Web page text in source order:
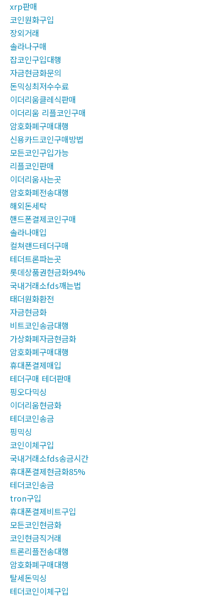
xrp판매
코인원화구입
장외거래
솔라나구매
잡코인구입대행
자금현금화문의
돈믹싱최저수수료
이더리움클레식판매
이더리움 리플코인구매
암호화폐구매대행
신용카드코인구매방법
모든코인구입가능
리플코인판매
이더리움사는곳
암호화폐전송대행
해외돈세탁
핸드폰결제코인구매
솔라나매입
컬쳐랜드테더구매
테더트론파는곳
롯데상품권현금화94%
국내거래소fds깨는법
태더원화환전
자금현금화
비트코인송금대행
가상화폐자금현금화
암호화폐구매대행
휴대폰결제매입
테더구매 테더판매
핑오다믹싱
이더리움현금화
테더코인송금
핑믹싱
코인이체구입
국내거래소fds송금시간
휴대폰결제현금화85%
테더코인송금
tron구입
휴대폰결제비트구입
모든코인현금화
코인현금직거래
트론리플전송대행
암호화폐구매대행
탈세돈믹싱
테더코인이체구입